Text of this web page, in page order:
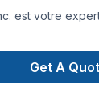
est votre
Grâce à
des
budget.
Get A